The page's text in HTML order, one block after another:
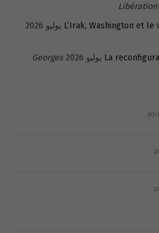
Libération
L’Irak, Washington et
La
Georges